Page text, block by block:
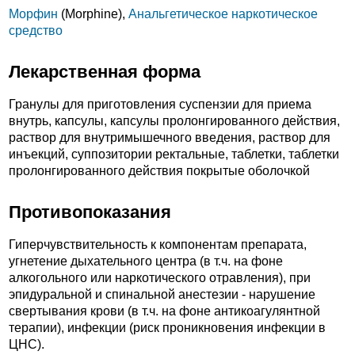
Морфин (Morphine), Анальгетическое наркотическое
средство
Лекарственная форма
Гранулы для приготовления суспензии для приема
внутрь, капсулы, капсулы пролонгированного действия,
раствор для внутримышечного введения, раствор для
инъекций, суппозитории ректальные, таблетки, таблетки
пролонгированного действия покрытые оболочкой
Противопоказания
Гиперчувствительность к компонентам препарата,
угнетение дыхательного центра (в т.ч. на фоне
алкогольного или наркотического отравления), при
эпидуральной и спинальной анестезии - нарушение
свертывания крови (в т.ч. на фоне антикоагулянтной
терапии), инфекции (риск проникновения инфекции в
ЦНС).